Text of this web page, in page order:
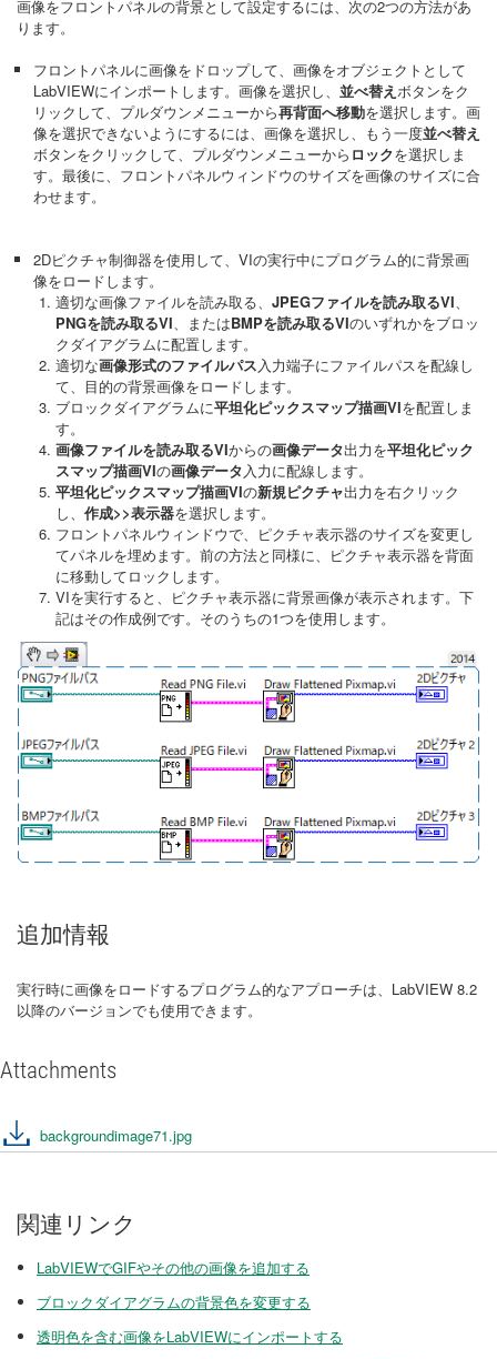
画像をフロントパネルの背景として設定するには、次の2つの方法があ
ります。
フロントパネルに画像をドロップして、画像をオブジェクトとして
LabVIEWにインポートします。画像を選択し、 並べ替えボタンをク
リックして、プルダウンメニューから再背面へ移動を選択します。画
像を選択できないようにするには、画像を選択し、もう一度並べ替え
ボタンをクリックして、プルダウンメニューから ロックを選択しま
す。最後に、フロントパネルウィンドウのサイズを画像のサイズに合
わせます。
2Dピクチャ制御器を使用して、VIの実行中にプログラム的に背景画
像をロードします。
適切な画像ファイルを読み取る、 JPEGファイルを読み取るVI、
PNGを読み取るVI、またはBMPを読み取るVIのいずれかをブロッ
クダイアグラムに配置します。
適切な画像形式のファイルパス入力端子にファイルパスを配線し
て、目的の背景画像をロードします。
ブロックダイアグラムに平坦化ピックスマップ描画VIを配置しま
す。
画像ファイルを読み取るVIからの画像データ出力を平坦化ピック
スマップ描画VIの画像データ入力に配線します。
平坦化ピックスマップ描画VIの新規ピクチャ出力を右クリック
し、 作成>>表示器を選択します。
フロントパネルウィンドウで、ピクチャ表示器のサイズを変更し
てパネルを埋めます。前の方法と同様に、ピクチャ表示器を背面
に移動してロックします。
VIを実行すると、ピクチャ表示器に背景画像が表示されます。下
記はその作成例です。そのうちの1つを使用します。
追加情報
実行時に画像をロードするプログラム的なアプローチは、LabVIEW 8.2
以降のバージョンでも使用できます。
Attachments
backgroundimage71.jpg
関連リンク
LabVIEWでGIFやその他の画像を追加する
ブロックダイアグラムの背景色を変更する
透明色を含む画像をLabVIEWにインポートする